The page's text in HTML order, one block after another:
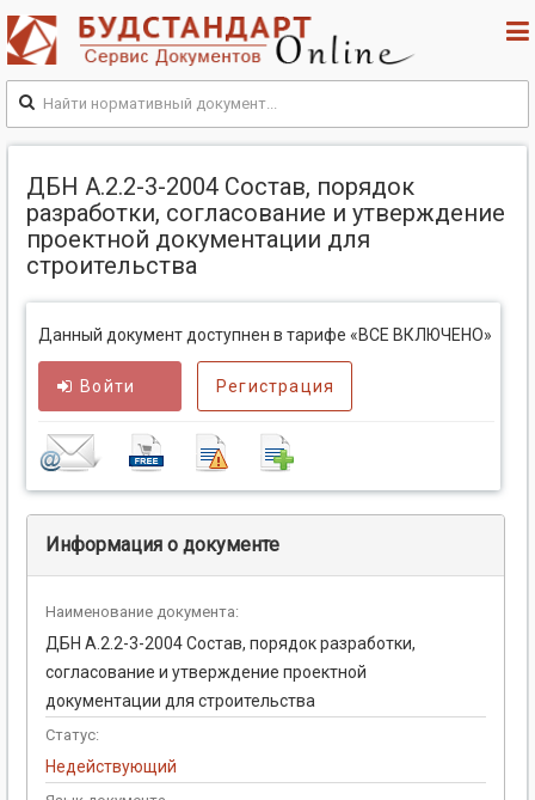
ДБН А.2.2-3-2004 Состав, порядок
разработки, согласование и утверждение
проектной документации для
строительства
Данный документ доступнен в тарифе «ВСЕ ВКЛЮЧЕНО»
Войти Регистрация
Информация о документе
Наименование документа:
ДБН А.2.2-3-2004 Состав, порядок разработки,
согласование и утверждение проектной
документации для строительства
Статус:
Недействующий